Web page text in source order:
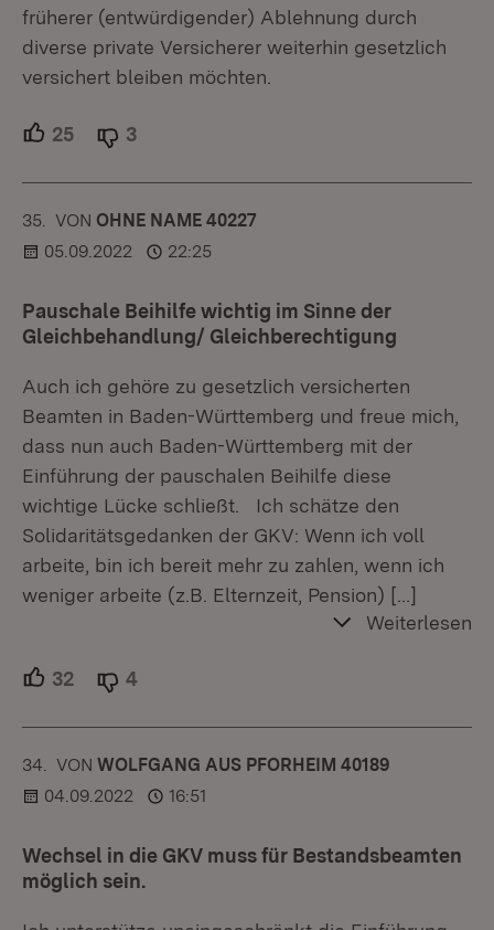
früherer (entwürdigender) Ablehnung durch
diverse private Versicherer weiterhin gesetzlich
versichert bleiben möchten.
25 Unterstützer.
3
35. KOMMENTAR
VON :OHNE NAME 40227
05.09.2022
22:25
Pauschale Beihilfe wichtig im Sinne der
Gleichbehandlung/ Gleichberechtigung
Auch ich gehöre zu gesetzlich versicherten
Beamten in Baden-Württemberg und freue mich,
dass nun auch Baden-Württemberg mit der
Einführung der pauschalen Beihilfe diese
wichtige Lücke schließt. Ich schätze den
Solidaritätsgedanken der GKV: Wenn ich voll
arbeite, bin ich bereit mehr zu zahlen, wenn ich
weniger arbeite (z.B. Elternzeit, Pension) […]
Weiterlesen
32 Unterstützer.
4
34. KOMMENTAR
VON :WOLFGANG AUS PFORHEIM 40189
04.09.2022
16:51
Wechsel in die GKV muss für Bestandsbeamten
möglich sein.